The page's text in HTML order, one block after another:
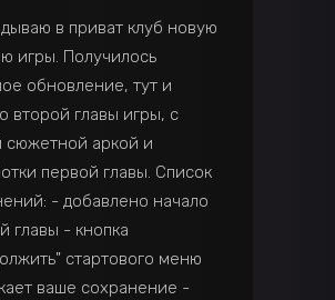
в приват клуб новую
игры. Получилось
обновление, тут и
второй главы игры, с
сюжетной аркой и
первой главы. Список
- добавлено начало
главы - кнопка
стартового меню
ваше сохранение -